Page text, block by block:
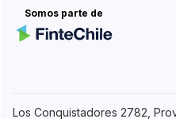
Somos parte de
Los Conquistadores 2782,